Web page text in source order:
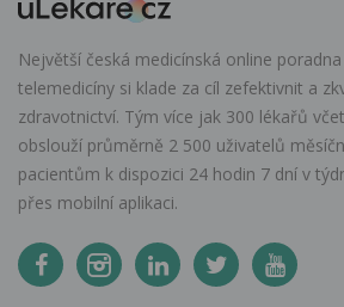
Největší česká medicínská online
telemedicíny si klade za cíl zefektivnit a
zdravotnictví. Tým více jak 300 lékařů
obslouží průměrně 2 500 uživatelů
pacientům k dispozici 24 hodin 7 dní v
přes mobilní aplikaci.